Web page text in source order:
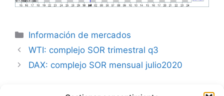
Categorías
Información de mercados
WTI: complejo SOR trimestral q3
DAX: complejo SOR mensual julio2020